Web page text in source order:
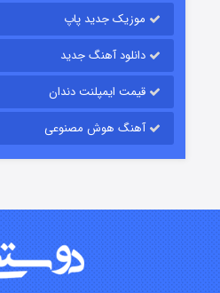
قسمت۲ (دوبله)
موزیک جدید پاپ
دانلود آهنگ جدید
قیمت ایمپلنت دندان
آهنگ هوش مصنوعی